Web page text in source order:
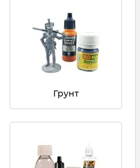
Грунт